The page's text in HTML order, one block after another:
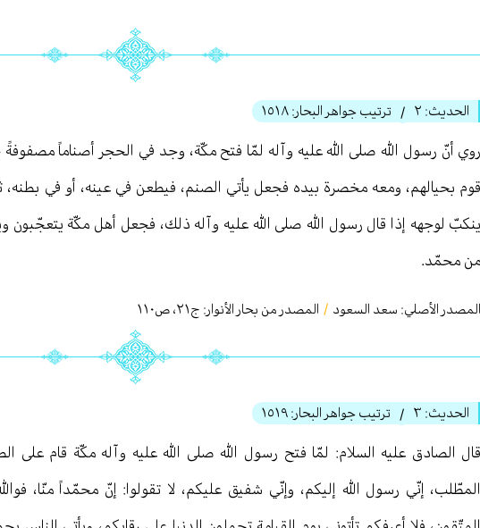
الحديث: ٢ / ترتيب جواهر البحار: ١٥١٨
روي أنّ رسول الله صلى الله عليه وآله لمّا فتح مكّة، وجد في الحجر أصناماً
قوم بحيالهم، ومعه مخصرة بيده فجعل يأتي الصنم، فيطعن في عينه، أو في بطنه،
ينكبّ لوجهه إذا قال رسول الله صلى الله عليه وآله ذلك، فجعل أهل مكّة يتعجّبون
من محمّد.
المصدر الأصلي: سعد السعود / المصدر من بحار الأنوار: ج٢١، ص١١٠
الحديث: ٣ / ترتيب جواهر البحار: ١٥١٩
قال الصادق عليه السلام: لمّا فتح رسول الله صلى الله عليه وآله مكّة قام على
المطّلب، إنّي رسول الله إليكم، وإنّي شفيق عليكم، لا تقولوا: إنّ محمّداً منّا،